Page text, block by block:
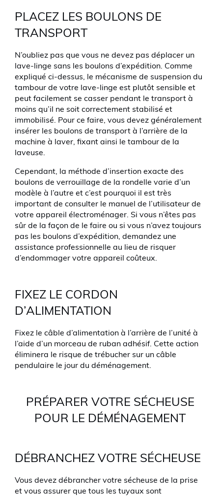
PLACEZ LES BOULONS DE
TRANSPORT
N’oubliez pas que vous ne devez pas déplacer un
lave-linge sans les boulons d’expédition. Comme
expliqué ci-dessus, le mécanisme de suspension du
tambour de votre lave-linge est plutôt sensible et
peut facilement se casser pendant le transport à
moins qu’il ne soit correctement stabilisé et
immobilisé. Pour ce faire, vous devez généralement
insérer les boulons de transport à l’arrière de la
machine à laver, fixant ainsi le tambour de la
laveuse.
Cependant, la méthode d’insertion exacte des
boulons de verrouillage de la rondelle varie d’un
modèle à l’autre et c’est pourquoi il est très
important de consulter le manuel de l’utilisateur de
votre appareil électroménager. Si vous n’êtes pas
sûr de la façon de le faire ou si vous n’avez toujours
pas les boulons d’expédition, demandez une
assistance professionnelle au lieu de risquer
d’endommager votre appareil coûteux.
FIXEZ LE CORDON
D’ALIMENTATION
Fixez le câble d’alimentation à l’arrière de l’unité à
l’aide d’un morceau de ruban adhésif. Cette action
éliminera le risque de trébucher sur un câble
pendulaire le jour du déménagement.
PRÉPARER VOTRE SÉCHEUSE
POUR LE DÉMÉNAGEMENT
DÉBRANCHEZ VOTRE SÉCHEUSE
Vous devez débrancher votre sécheuse de la prise
et vous assurer que tous les tuyaux sont